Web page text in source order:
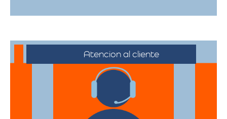
Atencion al cliente
Desde el primer contacto hasta la
finalización de la mudanza, se ofrece un
servicio al cliente excepcional,